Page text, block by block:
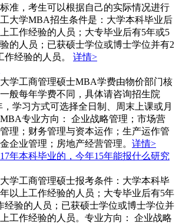
准，考生可以根据自己的实际情况进行
大学MBA招生条件是：大学本科毕业后
工作经验的人员；大专毕业后有5年或5
的人员；已获硕士学位或博士学位并有2
作经验的人员。 详情>
学工商管理硕士MBA学费由物价部门核
般每年学费不同，具体请咨询招生院
，学习方式可选择全日制、周末上课或月
专业方向： 企业战略管理；市场营
理；财务管理与资本运作；生产运作管
企业管理；房地产经营管理。 详情>
年本科毕业的，今年15年能报什么研究
学工商管理硕士报考条件：大学本科毕
以上工作经验的人员；大专毕业后有5年
经验的人员；已获硕士学位或博士学位并
工作经验的人员。专业方向： 企业战略